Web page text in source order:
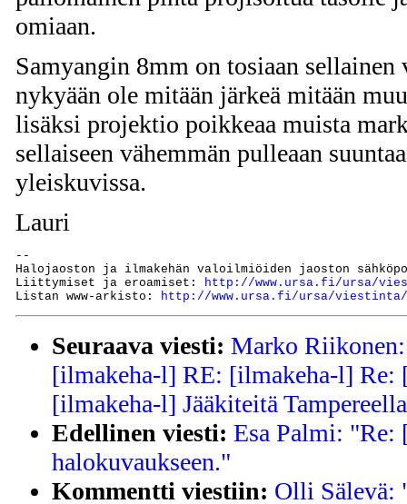
omiaan.
Samyangin 8mm on tosiaan sellainen
nykyään ole mitään järkeä mitään
lisäksi projektio poikkeaa muista
sellaiseen vähemmän pulleaan
yleiskuvissa.
Lauri
--
Halojaoston ja ilmakehän valoilmiöiden jaoston
Liittymiset ja eroamiset:
http://www.ursa.fi/ursa/
Listan www-arkisto:
http://www.ursa.fi/ursa/viestinta/
Seuraava viesti: Marko
[ilmakeha-l] RE: [ilmakeha-l] Re:
[ilmakeha-l] Jääkiteitä
Edellinen viesti: Esa Palmi:
halokuvaukseen."
Kommentti viestiin: Olli Sälevä: